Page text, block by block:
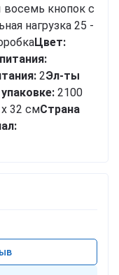
кнопок с
нагрузка 25 -
Цвет:
2Эл-ты
2100
x 32 смCтрана